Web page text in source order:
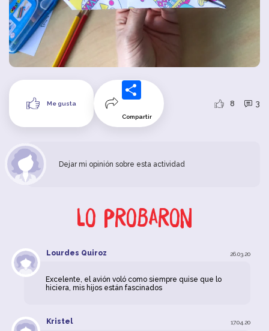
Me gusta
Compartir
8 3
Dejar mi opinión sobre esta actividad
Lo probaron
Lourdes Quiroz 26.03.20
Excelente, el avión voló como siempre quise que lo
hiciera, mis hijos están fascinados
Kristel 17.04.20